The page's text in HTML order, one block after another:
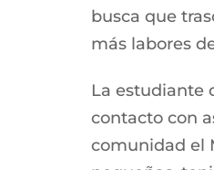
busca que
más labores
La estudiante
contacto con
comunidad el